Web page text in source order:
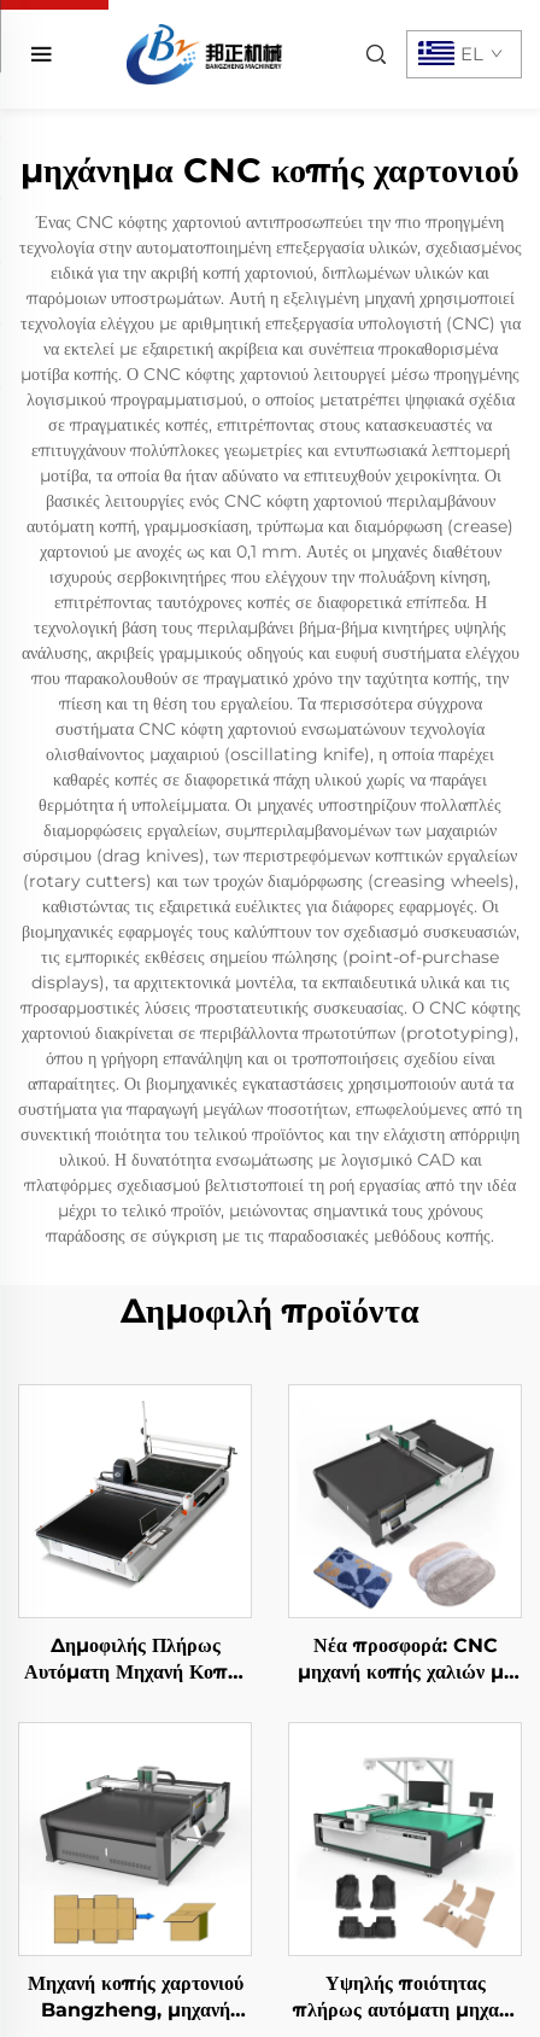
EL
μηχάνημα CNC κοπής χαρτονιού
Ένας CNC κόφτης χαρτονιού αντιπροσωπεύει την πιο προηγμένη
τεχνολογία στην αυτοματοποιημένη επεξεργασία υλικών, σχεδιασμένος
ειδικά για την ακριβή κοπή χαρτονιού, διπλωμένων υλικών και
παρόμοιων υποστρωμάτων. Αυτή η εξελιγμένη μηχανή χρησιμοποιεί
τεχνολογία ελέγχου με αριθμητική επεξεργασία υπολογιστή (CNC) για
να εκτελεί με εξαιρετική ακρίβεια και συνέπεια προκαθορισμένα
μοτίβα κοπής. Ο CNC κόφτης χαρτονιού λειτουργεί μέσω προηγμένης
λογισμικού προγραμματισμού, ο οποίος μετατρέπει ψηφιακά σχέδια
σε πραγματικές κοπές, επιτρέποντας στους κατασκευαστές να
επιτυγχάνουν πολύπλοκες γεωμετρίες και εντυπωσιακά λεπτομερή
μοτίβα, τα οποία θα ήταν αδύνατο να επιτευχθούν χειροκίνητα. Οι
βασικές λειτουργίες ενός CNC κόφτη χαρτονιού περιλαμβάνουν
αυτόματη κοπή, γραμμοσκίαση, τρύπωμα και διαμόρφωση (crease)
χαρτονιού με ανοχές ως και 0,1 mm. Αυτές οι μηχανές διαθέτουν
ισχυρούς σερβοκινητήρες που ελέγχουν την πολυάξονη κίνηση,
επιτρέποντας ταυτόχρονες κοπές σε διαφορετικά επίπεδα. Η
τεχνολογική βάση τους περιλαμβάνει βήμα-βήμα κινητήρες υψηλής
ανάλυσης, ακριβείς γραμμικούς οδηγούς και ευφυή συστήματα ελέγχου
που παρακολουθούν σε πραγματικό χρόνο την ταχύτητα κοπής, την
πίεση και τη θέση του εργαλείου. Τα περισσότερα σύγχρονα
συστήματα CNC κόφτη χαρτονιού ενσωματώνουν τεχνολογία
ολισθαίνοντος μαχαιριού (oscillating knife), η οποία παρέχει
καθαρές κοπές σε διαφορετικά πάχη υλικού χωρίς να παράγει
θερμότητα ή υπολείμματα. Οι μηχανές υποστηρίζουν πολλαπλές
διαμορφώσεις εργαλείων, συμπεριλαμβανομένων των μαχαιριών
σύρσιμου (drag knives), των περιστρεφόμενων κοπτικών εργαλείων
(rotary cutters) και των τροχών διαμόρφωσης (creasing wheels),
καθιστώντας τις εξαιρετικά ευέλικτες για διάφορες εφαρμογές. Οι
βιομηχανικές εφαρμογές τους καλύπτουν τον σχεδιασμό συσκευασιών,
τις εμπορικές εκθέσεις σημείου πώλησης (point-of-purchase
displays), τα αρχιτεκτονικά μοντέλα, τα εκπαιδευτικά υλικά και τις
προσαρμοστικές λύσεις προστατευτικής συσκευασίας. Ο CNC κόφτης
χαρτονιού διακρίνεται σε περιβάλλοντα πρωτοτύπων (prototyping),
όπου η γρήγορη επανάληψη και οι τροποποιήσεις σχεδίου είναι
απαραίτητες. Οι βιομηχανικές εγκαταστάσεις χρησιμοποιούν αυτά τα
συστήματα για παραγωγή μεγάλων ποσοτήτων, επωφελούμενες από τη
συνεκτική ποιότητα του τελικού προϊόντος και την ελάχιστη απόρριψη
υλικού. Η δυνατότητα ενσωμάτωσης με λογισμικό CAD και
πλατφόρμες σχεδιασμού βελτιστοποιεί τη ροή εργασίας από την ιδέα
μέχρι το τελικό προϊόν, μειώνοντας σημαντικά τους χρόνους
παράδοσης σε σύγκριση με τις παραδοσιακές μεθόδους κοπής.
Δημοφιλή προϊόντα
Δημοφιλής Πλήρως
Αυτόματη Μηχανή Κοπής
Υφάσματος, Εξοπλισμός
Νέα προσφορά: CNC
μηχανή κοπής χαλιών με
αυτόματη μηχανή κοπής
χαλιών και ματ
Μηχανή κοπής χαρτονιού
Bangzheng, μηχανή
Υψηλής ποιότητας
πλήρως αυτόματη μηχανή